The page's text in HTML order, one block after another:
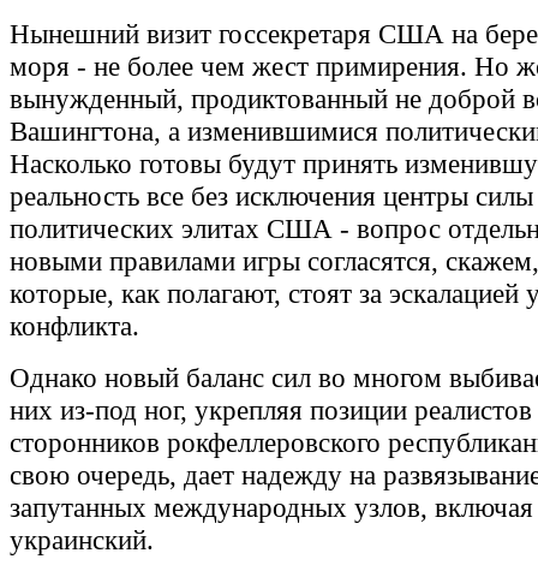
Нынешний визит госсекретаря США на
моря - не более чем жест примирения. Но
вынужденный, продиктованный не доброй
Вашингтона, а изменившимися
Насколько готовы будут принять
реальность все без исключения центры
политических элитах США - вопрос
новыми правилами игры согласятся,
которые, как полагают, стоят за эскалацией
конфликта.
Однако новый баланс сил во многом
них из-под ног, укрепляя позиции
сторонников рокфеллеровского
свою очередь, дает надежду на
запутанных международных узлов,
украинский.